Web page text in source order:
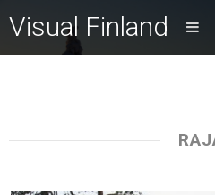
Visual Finland